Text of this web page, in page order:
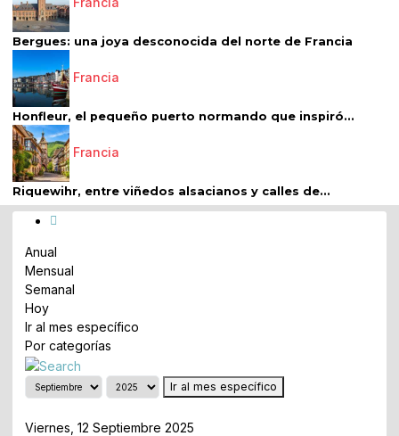
Bergues: una joya desconocida del norte de Francia
Francia
Honfleur, el pequeño puerto normando que inspiró...
Francia
Riquewihr, entre viñedos alsacianos y calles de...
Anual
Mensual
Semanal
Hoy
Ir al mes específico
Por categorías
Ir al mes específico
Viernes, 12 Septiembre 2025